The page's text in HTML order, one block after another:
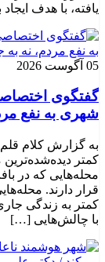
یافته، با هدف
05 آگوست 2026
گفتگوی
شهری به نفع
به گزارش کلام
کمتر
محله‌هایی که در
قرار دارند.
کمتر به زندگی
با چالش‌هایی […]